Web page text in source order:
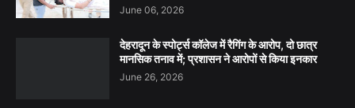
June 06, 2026
देहरादून के स्पोर्ट्स कॉलेज में रैगिंग के आरोप, दो छात्र
मानसिक तनाव में; प्रशासन ने आरोपों से किया इनकार
June 26, 2026